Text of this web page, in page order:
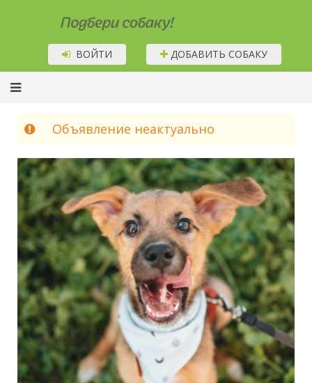
Подбери собаку!
ВОЙТИ ДОБАВИТЬ СОБАКУ
Объявление неактуально